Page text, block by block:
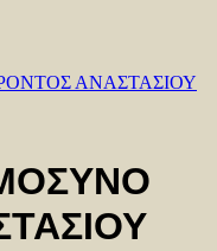
ΑΝΑΣΤΑΣΙΟΥ